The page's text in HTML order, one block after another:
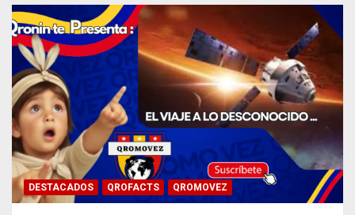
DESTACADOS QROFACTS QROMOVEZ